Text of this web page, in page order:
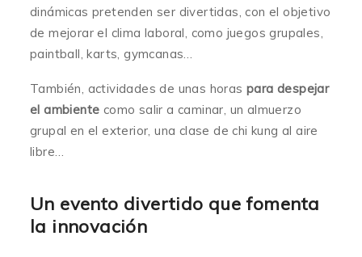
dinámicas pretenden ser divertidas, con el objetivo
de mejorar el clima laboral, como juegos grupales,
paintball, karts, gymcanas…
También, actividades de unas horas para despejar
el ambiente como salir a caminar, un almuerzo
grupal en el exterior, una clase de chi kung al aire
libre…
Un evento divertido que fomenta
la innovación